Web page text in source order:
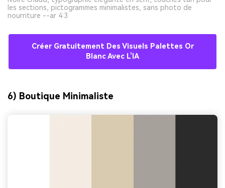
les sections, pictogrammes minimalistes, sans photo de
nourriture --ar 4:3
Créer Gratuitement Des Visuels Palettes Or
Blanc Avec L’IA
6) Boutique Minimaliste